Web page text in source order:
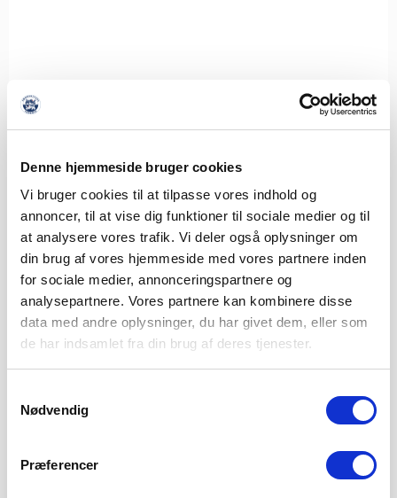
Denne hjemmeside bruger cookies
Vi bruger cookies til at tilpasse vores indhold og
annoncer, til at vise dig funktioner til sociale medier og til
at analysere vores trafik. Vi deler også oplysninger om
din brug af vores hjemmeside med vores partnere inden
for sociale medier, annonceringspartnere og
analysepartnere. Vores partnere kan kombinere disse
data med andre oplysninger, du har givet dem, eller som
de har indsamlet fra din brug af deres tjenester.
Nødvendig
Præferencer
FØR VFF: UHELD, TÆLLEREMSE OG FRA
TRISTHED TIL JUBEL I DOMKIRKEN
Fredag aften klokken 19.00 venter endnu et 3F Superliga-